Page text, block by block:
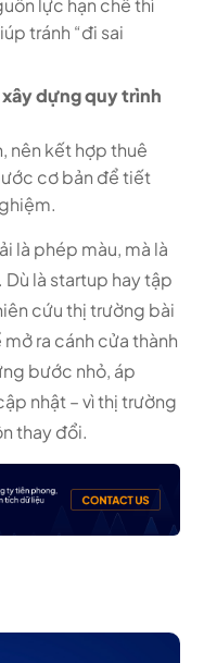
tránh “đi sai
dựng quy trình
nên kết hợp thuê
cơ bản để tiết
là phép màu, mà là
là startup hay tập
cứu thị trường bài
mở ra cánh cửa thành
bước nhỏ, áp
nhật – vì thị trường
thay đổi.